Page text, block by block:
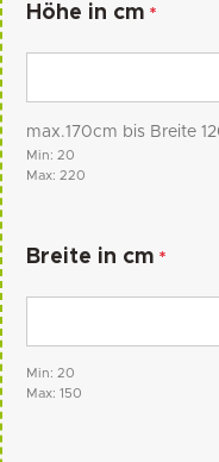
Höhe in cm *
max.170cm bis Breite
Min: 20
Max: 220
Breite in cm *
Min: 20
Max: 150